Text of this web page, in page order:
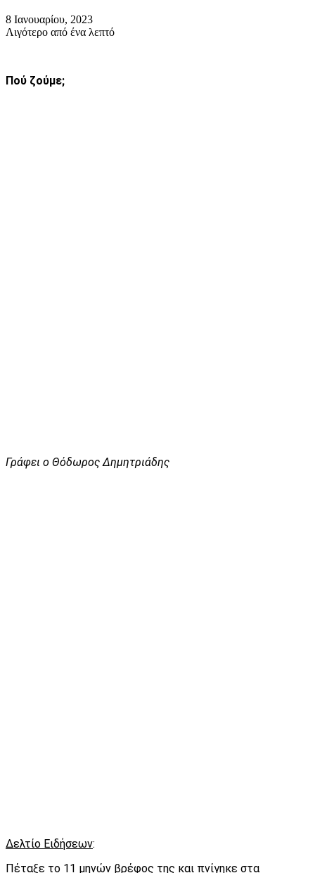
8 Ιανουαρίου, 2023
Λιγότερο από ένα λεπτό
Πού ζούμε;
Γράφει ο Θόδωρος Δημητριάδης
Δελτίο Ειδήσεων:
Πέταξε το 11 μηνών βρέφος της και πνίγηκε στα